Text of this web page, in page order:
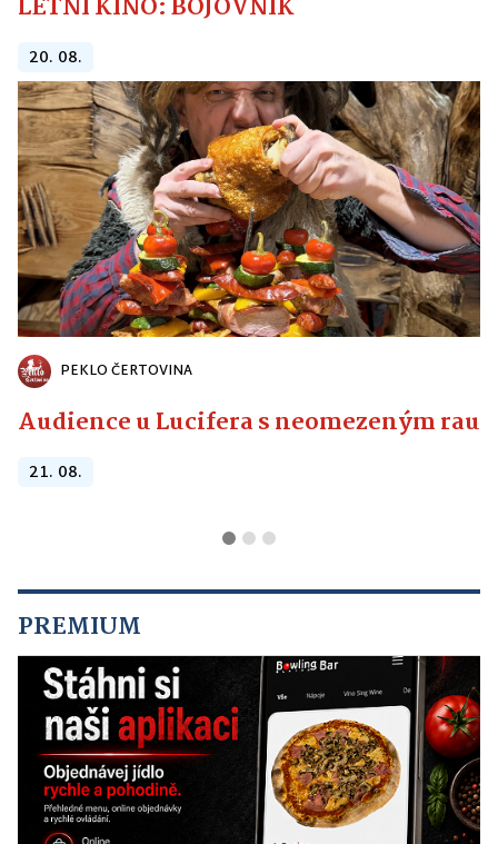
20. 08.
PEKLO ČERTOVINA
Audience u Lucifera s neomezeným
21. 08.
PREMIUM